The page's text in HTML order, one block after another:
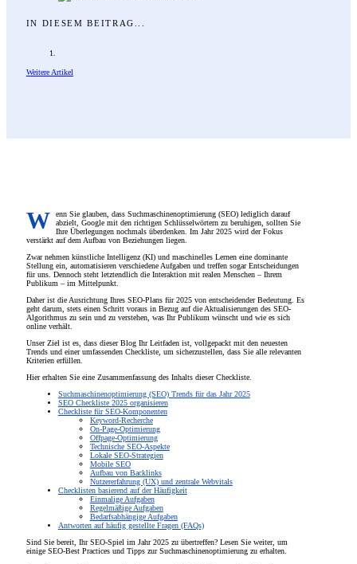
IN DIESEM BEITRAG...
Weitere Artikel
W
enn Sie glauben, dass Suchmaschinenoptimierung (SEO) lediglich darauf
abzielt, Google mit den richtigen Schlüsselwörtern zu beruhigen, sollten Sie
Ihre Überlegungen nochmals überdenken. Im Jahr 2025 wird der Fokus
verstärkt auf dem Aufbau von Beziehungen liegen.
Zwar nehmen künstliche Intelligenz (KI) und maschinelles Lernen eine dominante
Stellung ein, automatisieren verschiedene Aufgaben und treffen sogar Entscheidungen
für uns. Dennoch steht letztendlich die Interaktion mit realen Menschen – Ihrem
Publikum – im Mittelpunkt.
Daher ist die Ausrichtung Ihres SEO-Plans für 2025 von entscheidender Bedeutung. Es
geht darum, stets einen Schritt voraus in Bezug auf die Aktualisierungen des SEO-
Algorithmus zu sein und zu verstehen, was Ihr Publikum wünscht und wie es sich
online verhält.
Unser Ziel ist es, dass dieser Blog Ihr Leitfaden ist, vollgepackt mit den neuesten
Trends und einer umfassenden Checkliste, um sicherzustellen, dass Sie alle relevanten
Kriterien erfüllen.
Hier erhalten Sie eine Zusammenfassung des Inhalts dieser Checkliste.
Suchmaschinenoptimierung (SEO) Trends für das Jahr 2025
SEO Checkliste 2025 organisieren
Checkliste für SEO-Komponenten
Keyword-Recherche
On-Page-Optimierung
Offpage-Optimierung
Technische SEO-Aspekte
Lokale SEO-Strategien
Mobile SEO
Aufbau von Backlinks
Nutzererfahrung (UX) und zentrale Webvitals
Checklisten basierend auf der Häufigkeit
Einmalige Aufgaben
Regelmäßige Aufgaben
Bedarfsabhängige Aufgaben
Antworten auf häufig gestellte Fragen (FAQs)
Sind Sie bereit, Ihr SEO-Spiel im Jahr 2025 zu übertreffen? Lesen Sie weiter, um
einige SEO-Best Practices und Tipps zur Suchmaschinenoptimierung zu erhalten.